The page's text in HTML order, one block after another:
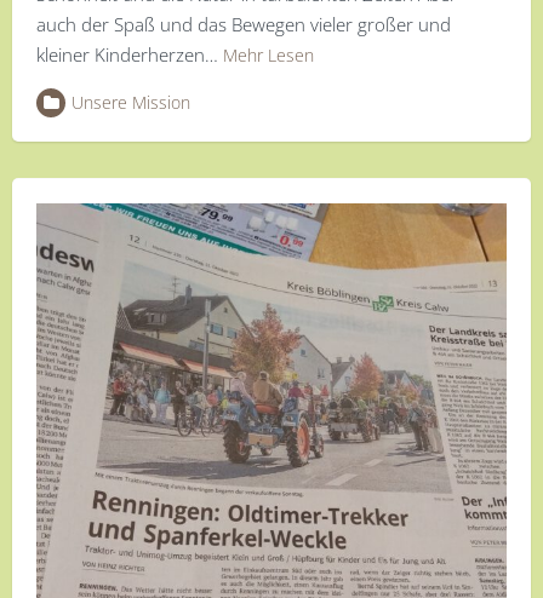
auch der Spaß und das Bewegen vieler großer und
kleiner Kinderherzen… Mehr Lesen
Unsere Mission